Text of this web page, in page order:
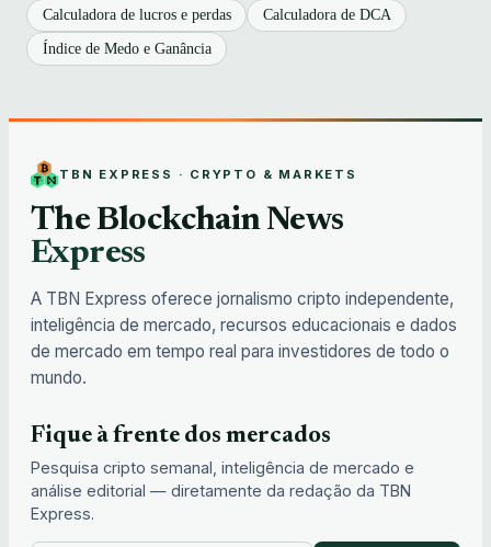
Calculadora de lucros e perdas Calculadora de DCA
Índice de Medo e Ganância
TBN EXPRESS · CRYPTO & MARKETS
The Blockchain News
Express
A TBN Express oferece jornalismo cripto independente,
inteligência de mercado, recursos educacionais e dados
de mercado em tempo real para investidores de todo o
mundo.
Fique à frente dos mercados
Pesquisa cripto semanal, inteligência de mercado e
análise editorial — diretamente da redação da TBN
Express.